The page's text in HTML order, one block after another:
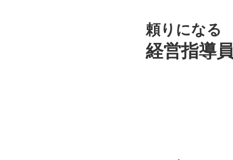
頼りになる
経営指導員